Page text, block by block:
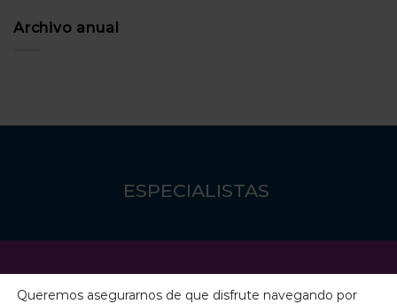
Archivo anual
ESPECIALISTAS
Queremos asegurarnos de que disfrute navegando por